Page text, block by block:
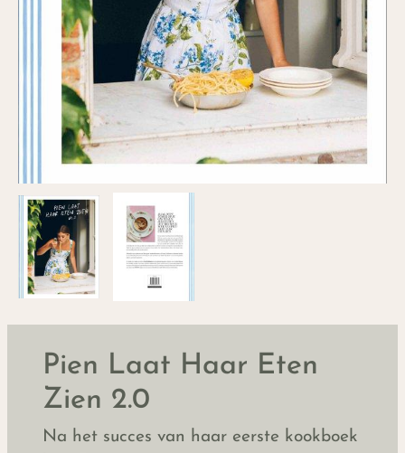
Pien Laat Haar Eten
Zien 2.0
Na het succes van haar eerste kookboek